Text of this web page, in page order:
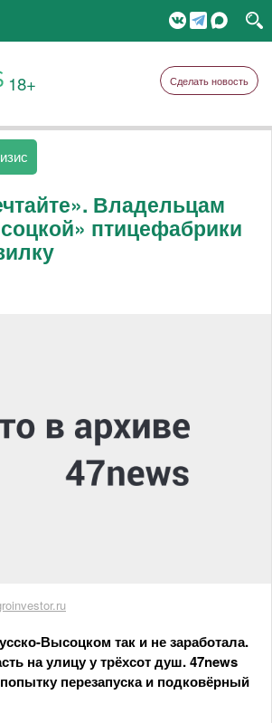
18+ Сделать новость
Владельцам
птицефабрики
Высоцком так и не заработала.
на улицу у трёхсот душ. 47news
перезапуска и подковёрный